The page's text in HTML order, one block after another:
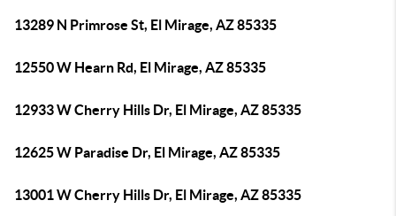
13289 N Primrose St, El Mirage, AZ 85335
12550 W Hearn Rd, El Mirage, AZ 85335
12933 W Cherry Hills Dr, El Mirage, AZ 85335
12625 W Paradise Dr, El Mirage, AZ 85335
13001 W Cherry Hills Dr, El Mirage, AZ 85335